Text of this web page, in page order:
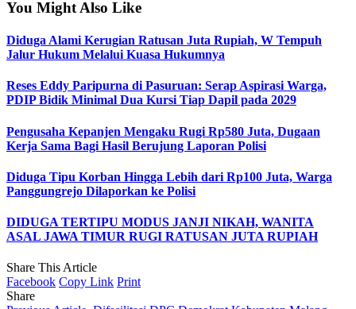
You Might Also Like
Diduga Alami Kerugian Ratusan Juta Rupiah, W Tempuh
Jalur Hukum Melalui Kuasa Hukumnya
Reses Eddy Paripurna di Pasuruan: Serap Aspirasi Warga,
PDIP Bidik Minimal Dua Kursi Tiap Dapil pada 2029
Pengusaha Kepanjen Mengaku Rugi Rp580 Juta, Dugaan
Kerja Sama Bagi Hasil Berujung Laporan Polisi
Diduga Tipu Korban Hingga Lebih dari Rp100 Juta, Warga
Panggungrejo Dilaporkan ke Polisi
DIDUGA TERTIPU MODUS JANJI NIKAH, WANITA
ASAL JAWA TIMUR RUGI RATUSAN JUTA RUPIAH
Share This Article
Facebook Copy Link Print
Share